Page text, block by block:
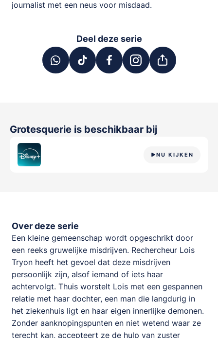
journalist met een neus voor misdaad.
Deel deze serie
Grotesquerie is beschikbaar bij
NU KIJKEN
Over deze serie
Een kleine gemeenschap wordt opgeschrikt door
een reeks gruwelijke misdrijven. Rechercheur Lois
Tryon heeft het gevoel dat deze misdrijven
persoonlijk zijn, alsof iemand of iets haar
achtervolgt. Thuis worstelt Lois met een gespannen
relatie met haar dochter, een man die langdurig in
het ziekenhuis ligt en haar eigen innerlijke demonen.
Zonder aanknopingspunten en niet wetend waar ze
terecht kan, accepteert ze de hulp van zuster